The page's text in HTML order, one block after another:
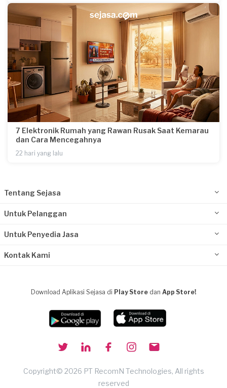
7 Elektronik Rumah yang Rawan Rusak Saat Kemarau
dan Cara Mencegahnya
22 hari yang lalu
Tentang Sejasa
Untuk Pelanggan
Untuk Penyedia Jasa
Kontak Kami
Download Aplikasi Sejasa di Play Store dan App Store!
Copyright© 2026 PT RecomN Technologies, All rights
reserved